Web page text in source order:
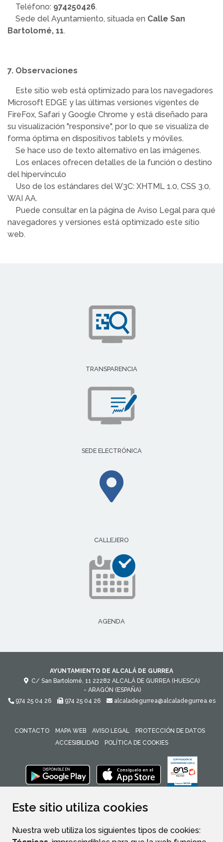
Este sitio utiliza cookies
Nuestra web utiliza los siguientes tipos de cookies:
Teléfono: 974250426.
Sede del Ayuntamiento, situada en Calle San
Bartolomé, 11.
7. Observaciones
Este sitio web está optimizado para los navegadores
Microsoft EDGE y las últimas versiones vigentes de
FireFox, Safari y Google Chrome y está diseñado para
su visualización "responsive", por lo que se visualiza de
forma óptima en dispositivos tablets y móviles.
Se hace uso de texto alternativo en las imágenes.
Los enlaces ofrecen detalles de la función o destino
del hipervínculo
Uso de los estándares del W3C: XHTML 1.0, CSS 3.0,
WAI AA.
Puede consultar en la página de Aviso Legal para qué
navegadores y versiones está optimizado este sitio
web.
TRANSPARENCIA
SEDE ELECTRÓNICA
CALLEJERO
AGENDA
AYUNTAMIENTO DE ALCALÁ DE GURREA
C/ San Bartolomé, 11 22282 ALCALÁ DE GURREA (HUESCA)
- ARAGÓN (ESPAÑA)
974 25 04 26
974 25 04 26 alcaladegurrea@alcaladegurrea.es
CONTACTO MAPA WEB AVISO LEGAL
PROTECCIÓN DE DATOS
ACCESIBILIDAD
POLÍTICA DE COOKIES